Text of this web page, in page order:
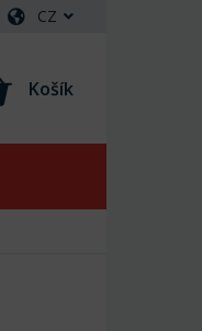
CZ
Košík